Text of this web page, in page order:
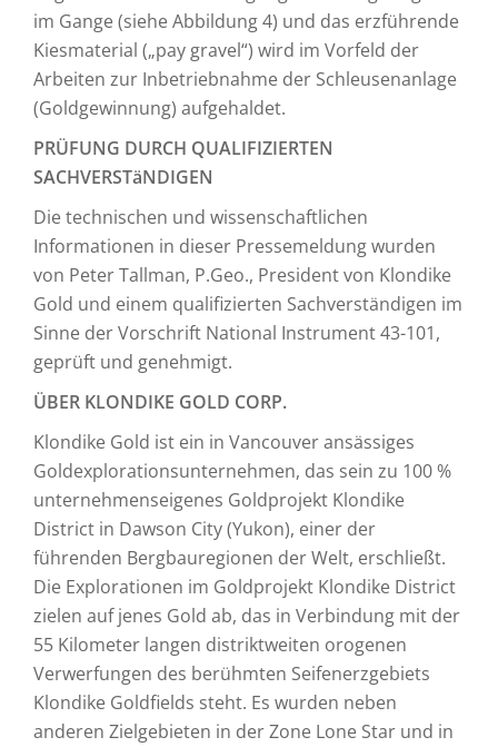
im Gange (siehe Abbildung 4) und das erzführende
Kiesmaterial („pay gravel“) wird im Vorfeld der
Arbeiten zur Inbetriebnahme der Schleusenanlage
(Goldgewinnung) aufgehaldet.
PRÜFUNG DURCH QUALIFIZIERTEN
SACHVERSTäNDIGEN
Die technischen und wissenschaftlichen
Informationen in dieser Pressemeldung wurden
von Peter Tallman, P.Geo., President von Klondike
Gold und einem qualifizierten Sachverständigen im
Sinne der Vorschrift National Instrument 43-101,
geprüft und genehmigt.
ÜBER KLONDIKE GOLD CORP.
Klondike Gold ist ein in Vancouver ansässiges
Goldexplorationsunternehmen, das sein zu 100 %
unternehmenseigenes Goldprojekt Klondike
District in Dawson City (Yukon), einer der
führenden Bergbauregionen der Welt, erschließt.
Die Explorationen im Goldprojekt Klondike District
zielen auf jenes Gold ab, das in Verbindung mit der
55 Kilometer langen distriktweiten orogenen
Verwerfungen des berühmten Seifenerzgebiets
Klondike Goldfields steht. Es wurden neben
anderen Zielgebieten in der Zone Lone Star und in